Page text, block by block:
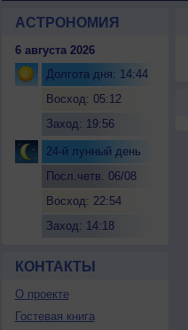
АСТРОНОМИЯ
6 августа 2026
Долгота дня: 14:44
Восход: 05:12
Заход: 19:56
24-й лунный день
Посл.четв. 06/08
Восход: 22:54
Заход: 14:18
КОНТАКТЫ
О проекте
Гостевая книга